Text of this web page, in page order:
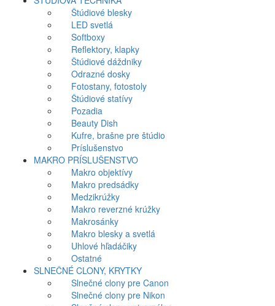
Štúdiové blesky
LED svetlá
Softboxy
Reflektory, klapky
Štúdiové dáždniky
Odrazné dosky
Fotostany, fotostoly
Štúdiové statívy
Pozadia
Beauty Dish
Kufre, brašne pre štúdio
Príslušenstvo
MAKRO PRÍSLUŠENSTVO
Makro objektívy
Makro predsádky
Medzikrúžky
Makro reverzné krúžky
Makrosánky
Makro blesky a svetlá
Uhlové hľadáčiky
Ostatné
SLNEČNÉ CLONY, KRYTKY
Slnečné clony pre Canon
Slnečné clony pre Nikon